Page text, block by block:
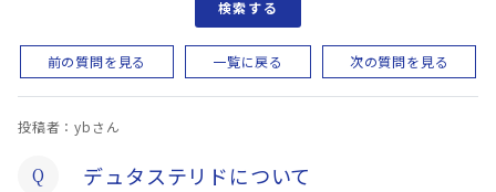
検索する
前の質問を見る 一覧に戻る 次の質問を見る
投稿者：ybさん
Q デュタステリドについて